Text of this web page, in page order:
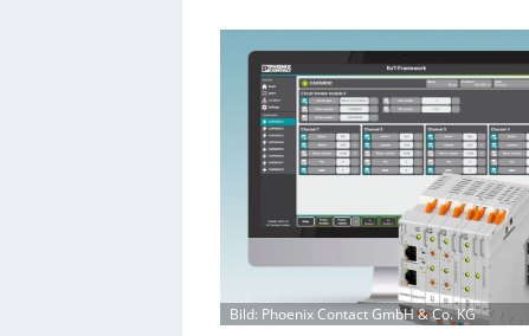
Bild: Phoenix Contact GmbH & Co. KG